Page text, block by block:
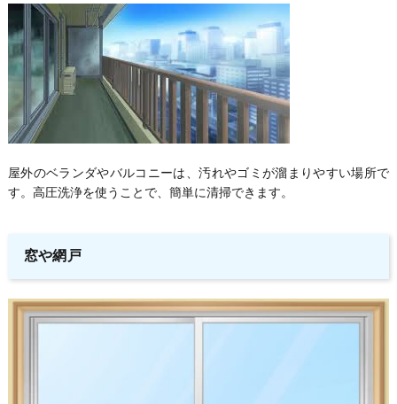
屋外のベランダやバルコニーは、汚れやゴミが溜まりやすい場所で
す。高圧洗浄を使うことで、簡単に清掃できます。
窓や網戸